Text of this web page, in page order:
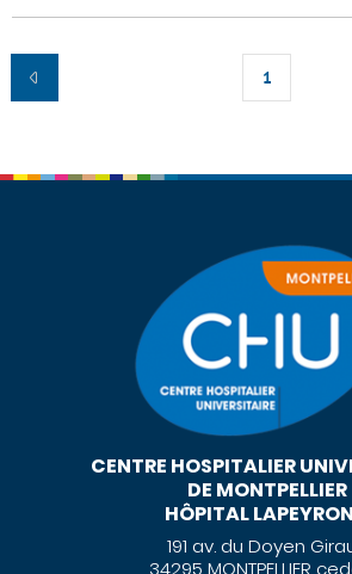
1
CENTRE HOSPITALIER
DE MONTPELLIER
HÔPITAL
191 av. du Doyen
34295 MONTPELLIER